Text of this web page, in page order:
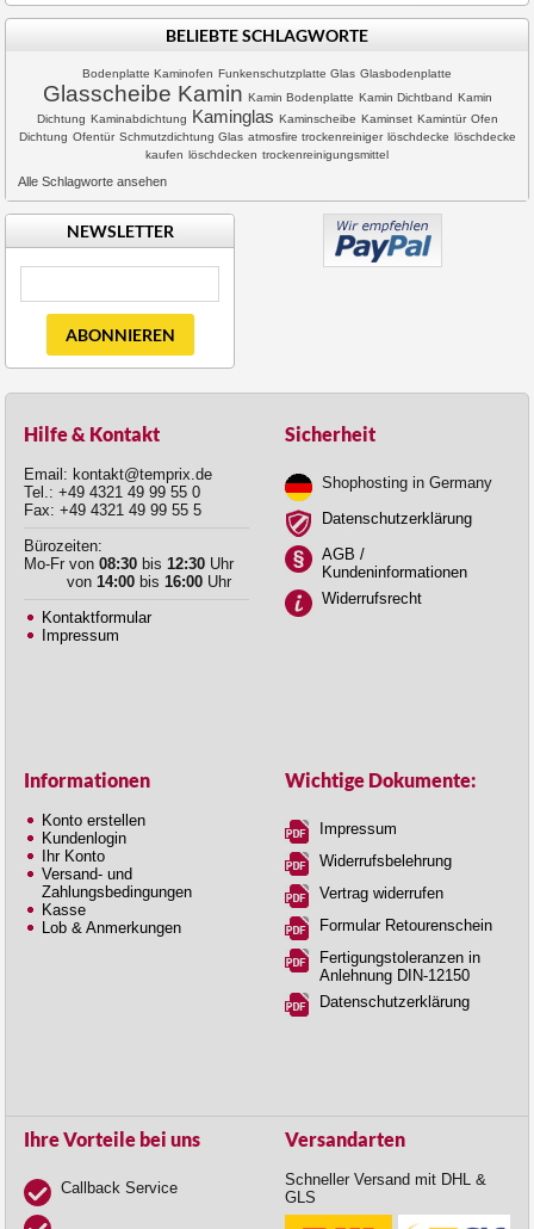
BELIEBTE SCHLAGWORTE
Bodenplatte Kaminofen Funkenschutzplatte Glas Glasbodenplatte
Glasscheibe Kamin Kamin Bodenplatte Kamin Dichtband Kamin
Dichtung Kaminabdichtung Kaminglas Kaminscheibe Kaminset Kamintür Ofen
Dichtung Ofentür Schmutzdichtung Glas atmosfire trockenreiniger löschdecke löschdecke
kaufen löschdecken trockenreinigungsmittel
Alle Schlagworte ansehen
NEWSLETTER
ABONNIEREN
Hilfe & Kontakt
Email: kontakt@temprix.de
Tel.: +49 4321 49 99 55 0
Fax: +49 4321 49 99 55 5
Bürozeiten:
Mo-Fr von 08:30 bis 12:30 Uhr
von 14:00 bis 16:00 Uhr
Kontaktformular
Impressum
Sicherheit
Shophosting in Germany
Datenschutzerklärung
AGB /
Kundeninformationen
Widerrufsrecht
Informationen
Konto erstellen
Kundenlogin
Ihr Konto
Versand- und
Zahlungsbedingungen
Kasse
Lob & Anmerkungen
Wichtige Dokumente:
Impressum
Widerrufsbelehrung
Vertrag widerrufen
Formular Retourenschein
Fertigungstoleranzen in
Anlehnung DIN-12150
Datenschutzerklärung
Ihre Vorteile bei uns
Callback Service
Versandarten
Schneller Versand mit DHL &
GLS